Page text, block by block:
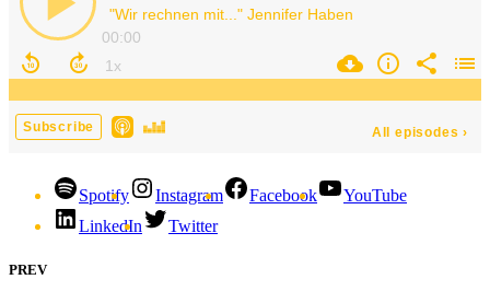
Spotify Instagram Facebook
YouTube
LinkedIn
Twitter
PREV